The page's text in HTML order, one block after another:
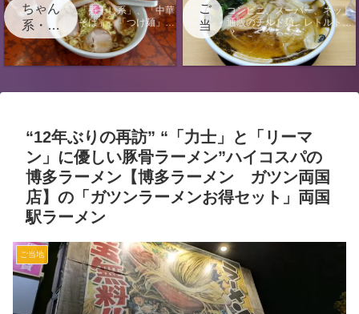
ちゃん
系・中
華そ
ば・つ
「煮干し系」、「中華
そば」、「つけ麺」、
「汁なし」の店のレビ
ュー記事になります。
ご
当
地
コンビニ、スーパー、ネット
通販のチルド麺、レトルト、
袋麺のレビュー記事またはラ
ーメンに関する電子書籍出版
情報のページになります。
“12年ぶりの再訪” “「力士」と「リーマ
ン」に優しい豚骨ラーメン”ハイコスパの
博多ラーメン【博多ラーメン ガツン両国
店】の「ガツンラーメンお得セット」両国
駅ラーメン
ご当地